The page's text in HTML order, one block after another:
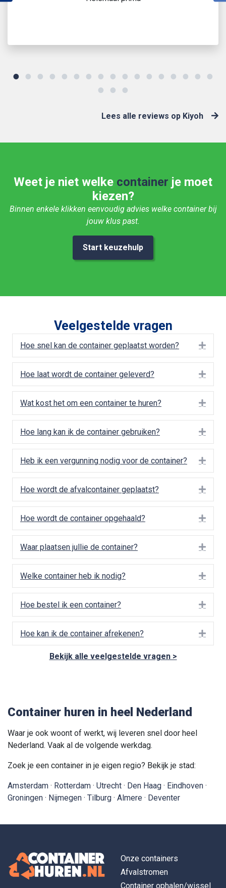
Lees alle reviews op Kiyoh
Weet je niet welke container je moet
kiezen?
Binnen enkele klikken eenvoudig advies welke container bij
jouw klus past.
Start keuzehulp
Veelgestelde vragen
Hoe snel kan de container geplaatst worden?
Hoe laat wordt de container geleverd?
Wat kost het om een container te huren?
Hoe lang kan ik de container gebruiken?
Heb ik een vergunning nodig voor de container?
Hoe wordt de afvalcontainer geplaatst?
Hoe wordt de container opgehaald?
Waar plaatsen jullie de container?
Welke container heb ik nodig?
Hoe bestel ik een container?
Hoe kan ik de container afrekenen?
Bekijk alle veelgestelde vragen >
Container huren in heel Nederland
Waar je ook woont of werkt, wij leveren snel door heel
Nederland. Vaak al de volgende werkdag.
Zoek je een container in je eigen regio? Bekijk je stad:
Amsterdam · Rotterdam · Utrecht · Den Haag · Eindhoven ·
Groningen · Nijmegen · Tilburg · Almere · Deventer
Onze containers
Afvalstromen
Container ophalen/wissel